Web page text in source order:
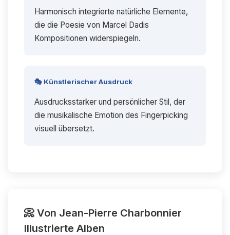
Harmonisch integrierte natürliche Elemente,
die die Poesie von Marcel Dadis
Kompositionen widerspiegeln.
🎭 Künstlerischer Ausdruck
Ausdrucksstarker und persönlicher Stil, der
die musikalische Emotion des Fingerpicking
visuell übersetzt.
📀 Von Jean-Pierre Charbonnier
Illustrierte Alben